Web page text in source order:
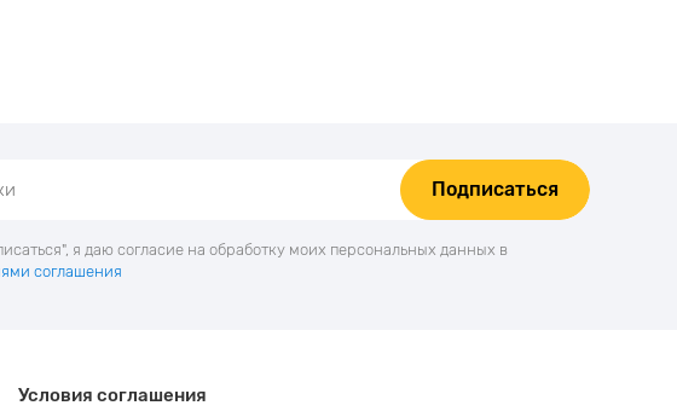
Подписаться
я даю согласие на обработку моих персональных данных в
соглашения
Условия соглашения